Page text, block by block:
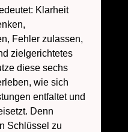
Klarheit
Fehler zulassen,
zielgerichtetes
diese sechs
wie sich
entfaltet und
Denn
Schlüssel zu